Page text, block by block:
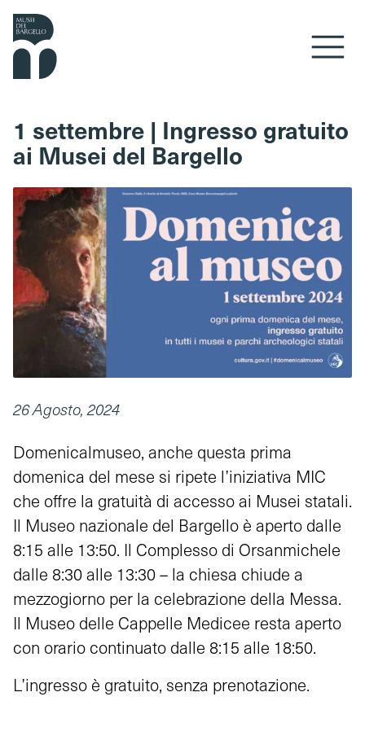
Vai al contenuto
1 settembre | Ingresso gratuito
ai Musei del Bargello
26 Agosto, 2024
Domenicalmuseo, anche questa prima
domenica del mese si ripete l’iniziativa MIC
che offre la gratuità di accesso ai Musei statali.
Il Museo nazionale del Bargello è aperto dalle
8:15 alle 13:50. Il Complesso di Orsanmichele
dalle 8:30 alle 13:30 – la chiesa chiude a
mezzogiorno per la celebrazione della Messa.
Il Museo delle Cappelle Medicee resta aperto
con orario continuato dalle 8:15 alle 18:50.
L’ingresso è gratuito, senza prenotazione.